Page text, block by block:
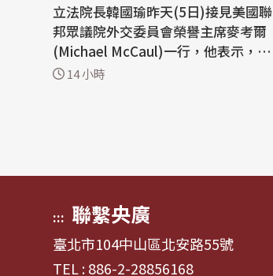
立法院長韓國瑜昨天(5日)接見美國聯
邦眾議院外交委員會榮譽主席麥考爾
(Michael McCaul)一行，他表示，誠
摯感謝麥考爾的貢獻，為台美夥伴關
14 小時
::: 聯繫央廣
臺北市104中山區北安路55號
TEL : 886-2-28856168